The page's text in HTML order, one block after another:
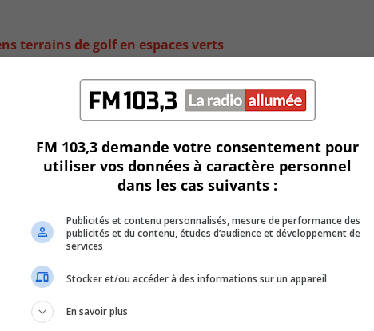
terrains de golf en espaces verts
FM 103,3 demande votre consentement pour
utiliser vos données à caractère personnel
dans les cas suivants :
Publicités et contenu personnalisés, mesure de performance des
publicités et du contenu, études d’audience et développement de
services
Stocker et/ou accéder à des informations sur un appareil
En savoir plus